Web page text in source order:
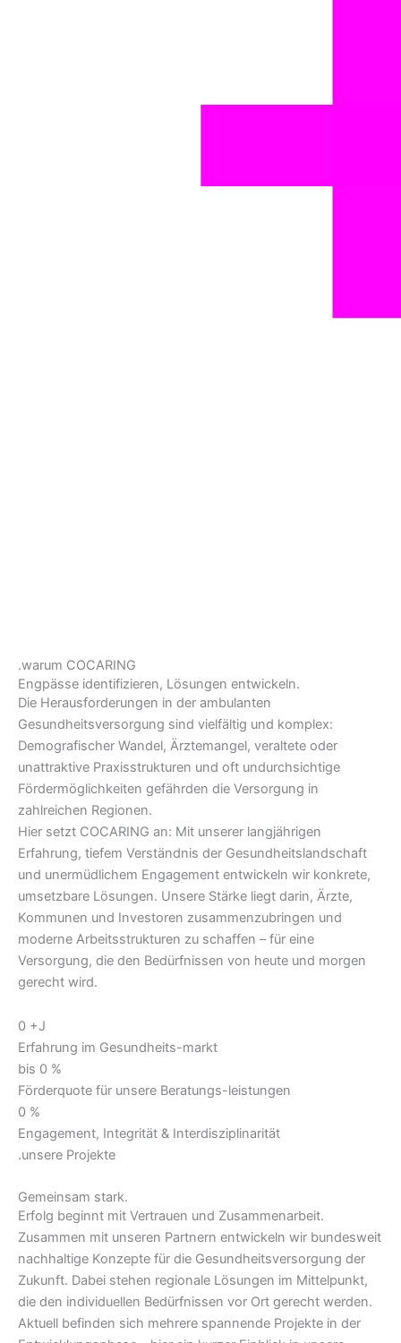
.warum COCARING
Engpässe identifizieren, Lösungen entwickeln.
Die Herausforderungen in der ambulanten
Gesundheitsversorgung sind vielfältig und komplex:
Demografischer Wandel, Ärztemangel, veraltete oder
unattraktive Praxisstrukturen und oft undurchsichtige
Fördermöglichkeiten gefährden die Versorgung in
zahlreichen Regionen.
Hier setzt COCARING an: Mit unserer langjährigen
Erfahrung, tiefem Verständnis der Gesundheitslandschaft
und unermüdlichem Engagement entwickeln wir konkrete,
umsetzbare Lösungen. Unsere Stärke liegt darin, Ärzte,
Kommunen und Investoren zusammenzubringen und
moderne Arbeitsstrukturen zu schaffen –für eine
Versorgung, die den Bedürfnissen von heute und morgen
gerecht wird.
0 +J
Erfahrung im Gesundheits-markt
bis 0 %
Förderquote für unsere Beratungs-leistungen
0 %
Engagement, Integrität & Interdisziplinarität
.unsere Projekte
Gemeinsam stark.
Erfolg beginnt mit Vertrauen und Zusammenarbeit.
Zusammen mit unseren Partnern entwickeln wir bundesweit
nachhaltige Konzepte für die Gesundheitsversorgung der
Zukunft. Dabei stehen regionale Lösungen im Mittelpunkt,
die den individuellen Bedürfnissen vor Ort gerecht werden.
Aktuell befinden sich mehrere spannende Projekte in der